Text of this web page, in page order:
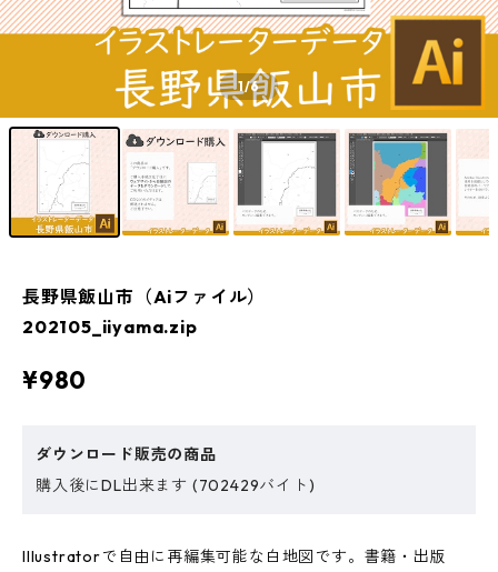
1/6
長野県飯山市（Aiファイル）
202105_iiyama.zip
¥980
ダウンロード販売の商品
購入後にDL出来ます (702429バイト)
Illustratorで自由に再編集可能な白地図です。書籍・出版